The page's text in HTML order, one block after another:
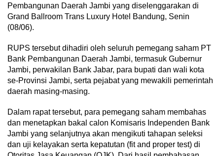
Pembangunan Daerah Jambi yang diselenggarakan di
Grand Ballroom Trans Luxury Hotel Bandung, Senin
(08/06).
RUPS tersebut dihadiri oleh seluruh pemegang saham PT
Bank Pembangunan Daerah Jambi, termasuk Gubernur
Jambi, perwakilan Bank Jabar, para bupati dan wali kota
se-Provinsi Jambi, serta pejabat yang mewakili pemerintah
daerah masing-masing.
Dalam rapat tersebut, para pemegang saham membahas
dan menetapkan bakal calon Komisaris Independen Bank
Jambi yang selanjutnya akan mengikuti tahapan seleksi
dan uji kelayakan serta kepatutan (fit and proper test) di